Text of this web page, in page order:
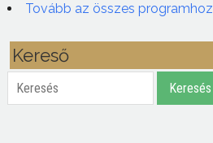
Tovább az összes programhoz
Kereső
Keresés Keresés